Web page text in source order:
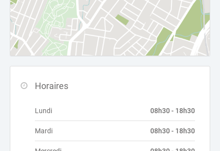
Horaires
Lundi 08h30 - 18h30
Mardi 08h30 - 18h30